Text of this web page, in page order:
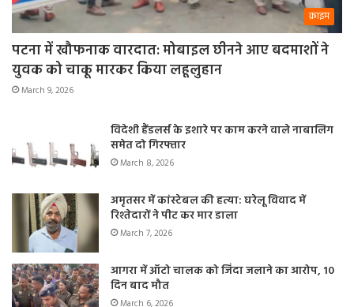
क्राइम
पटना में खौफनाक वारदात: मोबाइल छीनने आए बदमाशों ने
युवक को चाकू मारकर किया लहूलुहान
March 9, 2026
विदेशी हैंडलर्स के इशारे पर काम करने वाले नाबालिग
समेत दो गिरफ्तार
March 8, 2026
अमृतसर में कांस्टेबल की हत्या: घरेलू विवाद में
रिश्तेदारों ने पीट कर मार डाला
March 7, 2026
आगरा में ऑटो चालक को जिंदा जलाने का आरोप, 10
दिन बाद मौत